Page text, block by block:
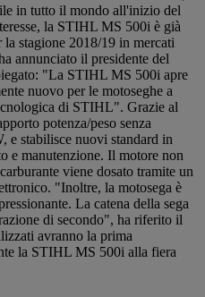
in tutto il mondo all'inizio del
la STIHL MS 500i è già
stagione 2018/19 in mercati
annunciato il presidente del
"La STIHL MS 500i apre
nuovo per le motoseghe a
di STIHL". Grazie al
potenza/peso senza
e stabilisce nuovi standard in
e manutenzione. Il motore non
viene dosato tramite un
"Inoltre, la motosega è
La catena della sega
di secondo", ha riferito il
avranno la prima
la STIHL MS 500i alla fiera